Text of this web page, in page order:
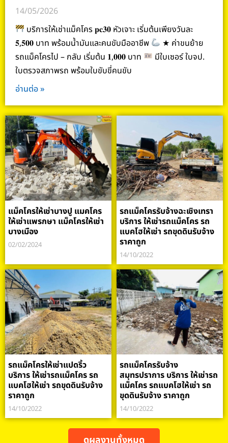
14/05/2026
บริการให้เช่าแม็คโคร 𝐩𝐜𝟑𝟎 หัวเจาะ เริ่มต้นเพียงวันละ
𝟓,𝟓𝟎𝟎 บาท พร้อมน้ำมันและคนขับมืออาชีพ
★ ค่าขนย้าย
รถแม็คโครไป – กลับ เริ่มต้น 𝟏,𝟎𝟎𝟎 บาท
มีใบเซอร์ ใบจป.
ใบตรวจสภาพรถ พร้อมใบขับขี่คนขับ
อ่านต่อ »
แม็คโครให้เช่าบางปู แมคโคร
ให้เช่าแพรกษา แม็คโครให้เช่า
บางเมือง
02/02/2024
รถแม็คโครรับจ้างฉะเชิงเทรา
บริการ ให้เช่ารถแม็คโคร รถ
แบคโฮให้เช่า รถขุดดินรับจ้าง
ราคาถูก
14/10/2022
รถแม็คโครให้เช่าแปดริ้ว
บริการ ให้เช่ารถแม็คโคร รถ
แบคโฮให้เช่า รถขุดดินรับจ้าง
ราคาถูก
14/10/2022
รถแม็คโครรับจ้าง
สมุทรปราการ บริการ ให้เช่ารถ
แม็คโคร รถแบคโฮให้เช่า รถ
ขุดดินรับจ้าง ราคาถูก
14/10/2022
ดูผลงานทั้งหมด